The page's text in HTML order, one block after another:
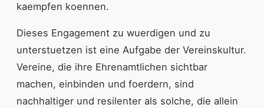
kaempfen koennen.
Dieses Engagement zu wuerdigen und zu
unterstuetzen ist eine Aufgabe der Vereinskultur.
Vereine, die ihre Ehrenamtlichen sichtbar
machen, einbinden und foerdern, sind
nachhaltiger und resilenter als solche, die allein